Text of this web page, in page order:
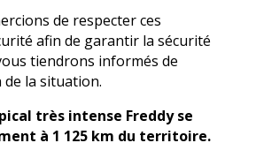
de respecter ces
afin de garantir la sécurité
tiendrons informés de
la situation.
très intense Freddy se
à 1 125 km du territoire.